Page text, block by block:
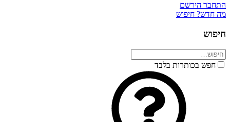
התחבר הירשם
מה חדש? חיפוש
חיפוש
חפש בכותרות בלבד